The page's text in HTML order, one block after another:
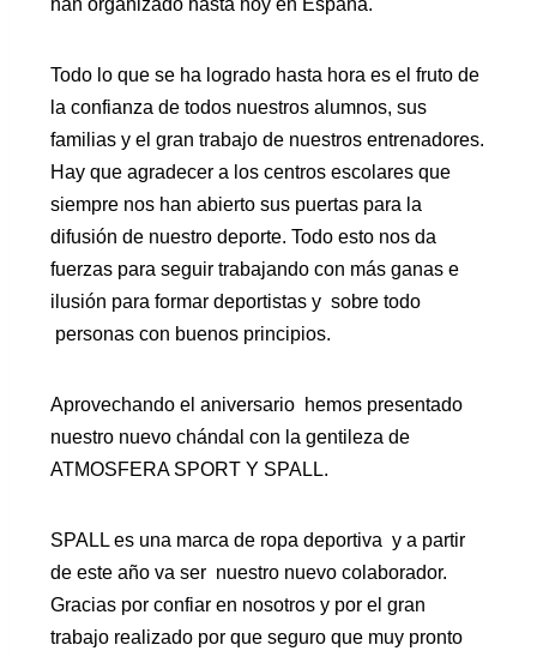
Todo lo que se ha logrado hasta hora es el fruto de
la confianza de todos nuestros alumnos, sus
familias y el gran trabajo de nuestros entrenadores.
Hay que agradecer a los centros escolares que
siempre nos han abierto sus puertas para la
difusión de nuestro deporte. Todo esto nos da
fuerzas para seguir trabajando con más ganas e
ilusión para formar deportistas y sobre todo
personas con buenos principios.
Aprovechando el aniversario hemos presentado
nuestro nuevo chándal con la gentileza de
ATMOSFERA SPORT Y SPALL.
SPALL es una marca de ropa deportiva y a partir
de este año va ser nuestro nuevo colaborador.
Gracias por confiar en nosotros y por el gran
trabajo realizado por que seguro que muy pronto